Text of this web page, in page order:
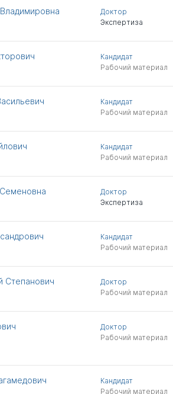
Доктор
Экспертиза
Кандидат
Рабочий материал
Кандидат
Рабочий материал
Кандидат
Рабочий материал
Доктор
Экспертиза
Кандидат
Рабочий материал
Степанович
Доктор
Рабочий материал
Доктор
Рабочий материал
Кандидат
Рабочий материал